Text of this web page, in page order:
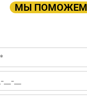
МЫ ПОМОЖЕМ